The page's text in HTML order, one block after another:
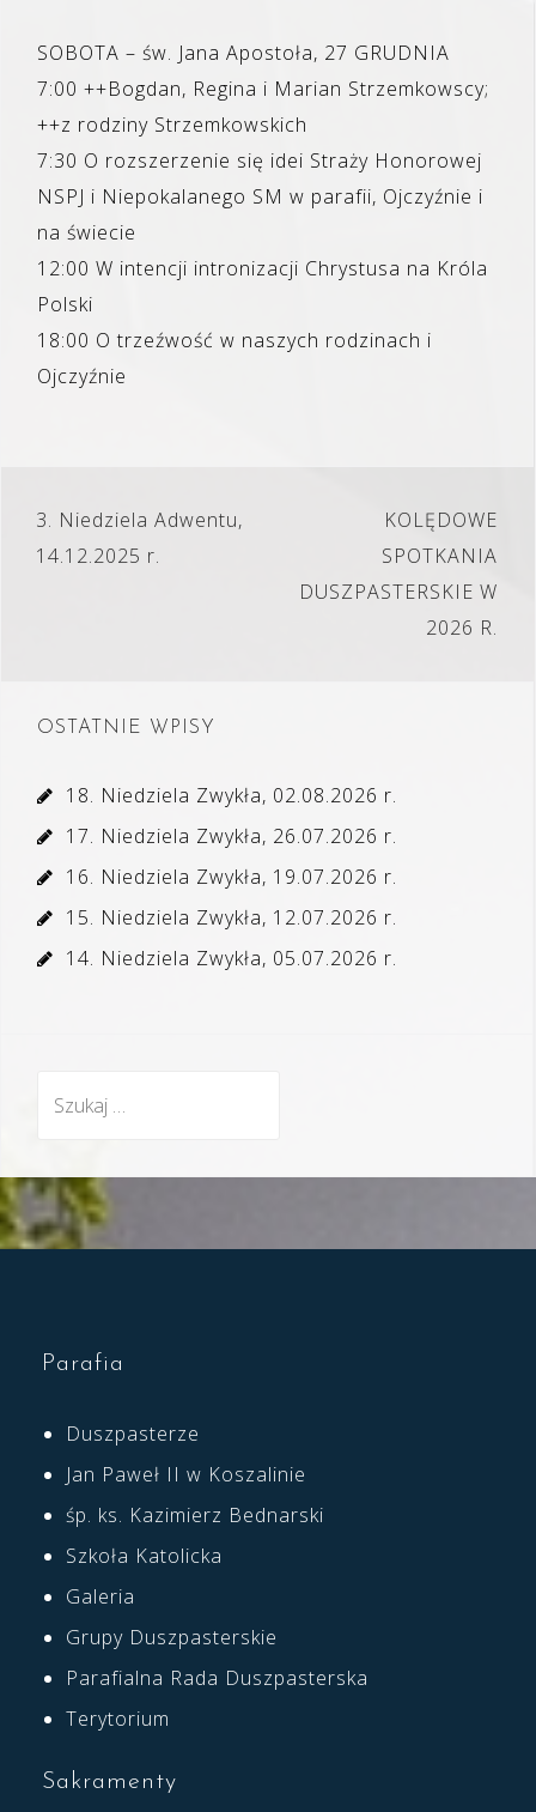
SOBOTA – św. Jana Apostoła, 27 GRUDNIA
7:00 ++Bogdan, Regina i Marian Strzemkowscy;
++z rodziny Strzemkowskich
7:30 O rozszerzenie się idei Straży Honorowej
NSPJ i Niepokalanego SM w parafii, Ojczyźnie i
na świecie
12:00 W intencji intronizacji Chrystusa na Króla
Polski
18:00 O trzeźwość w naszych rodzinach i
Ojczyźnie
Nawigacja
wpisu
3. Niedziela Adwentu,
14.12.2025 r.
KOLĘDOWE
SPOTKANIA
DUSZPASTERSKIE W
2026 R.
OSTATNIE WPISY
18. Niedziela Zwykła, 02.08.2026 r.
17. Niedziela Zwykła, 26.07.2026 r.
16. Niedziela Zwykła, 19.07.2026 r.
15. Niedziela Zwykła, 12.07.2026 r.
14. Niedziela Zwykła, 05.07.2026 r.
Parafia
Duszpasterze
Jan Paweł II w Koszalinie
śp. ks. Kazimierz Bednarski
Szkoła Katolicka
Galeria
Grupy Duszpasterskie
Parafialna Rada Duszpasterska
Terytorium
Sakramenty